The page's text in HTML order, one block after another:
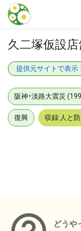
本文に飛ぶ
久二塚仮設
提供元サイトで表示
阪神・淡路大震災
復興 収録:人と
どうや